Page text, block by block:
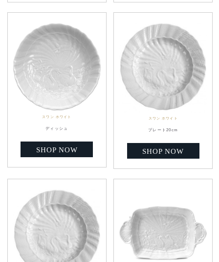
スワン ホワイト
ディッシュ
SHOP NOW
スワン ホワイト
プレート20cm
SHOP NOW